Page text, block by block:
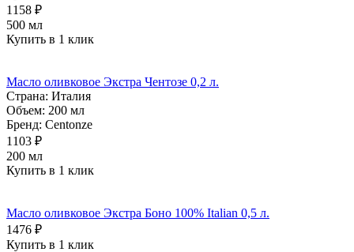
1158 ₽
500 мл
Купить в 1 клик
Масло оливковое Экстра Чентозе 0,2 л.
Страна: Италия
Объем: 200 мл
Бренд: Centonze
1103 ₽
200 мл
Купить в 1 клик
Масло оливковое Экстра Боно 100% Italian 0,5 л.
1476 ₽
Купить в 1 клик